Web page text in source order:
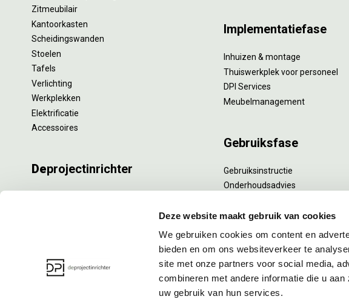
Deze website maakt gebruik van cookies
We gebruiken cookies om content en
bieden en om ons websiteverkeer te
site met onze partners voor social media,
combineren met andere informatie die u
uw gebruik van hun services.
Zitmeubilair
Kantoorkasten
Scheidingswanden
Stoelen
Tafels
Verlichting
Werkplekken
Elektrificatie
Accessoires
Deprojectinrichter
Implementatiefase
Inhuizen & montage
Thuiswerkplek voor personeel
DPI Services
Meubelmanagement
Gebruiksfase
Gebruiksinstructie
Onderhoudsadvies
Specialistische reiniging
Refurbishment
Interne verhuizing